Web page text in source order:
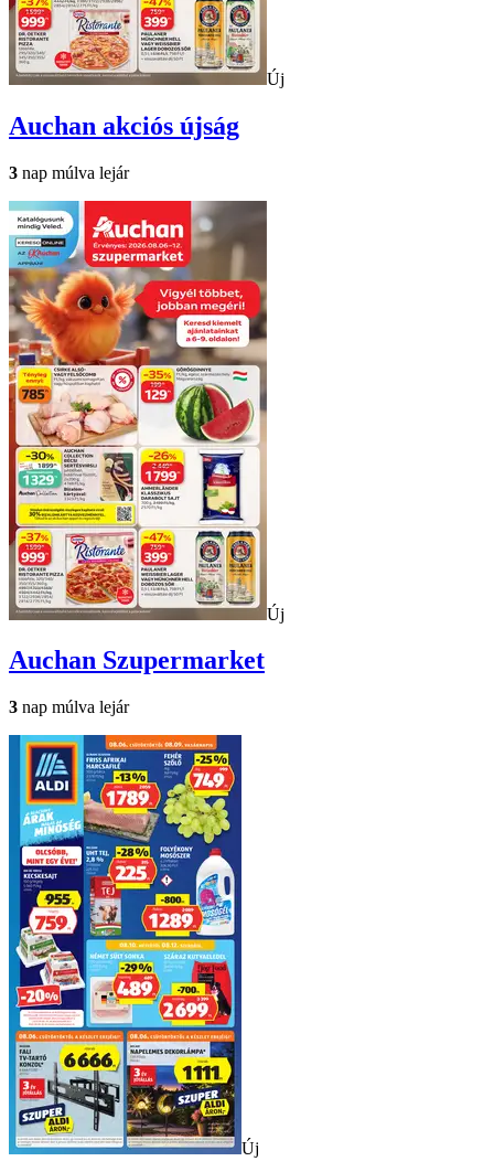
Új
Auchan akciós újság
3 nap múlva lejár
Új
Auchan Szupermarket
3 nap múlva lejár
Új